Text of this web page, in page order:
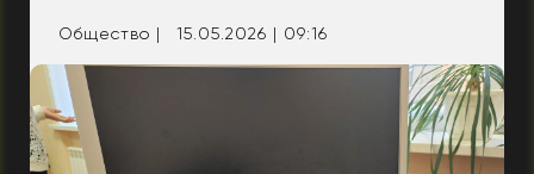
Общество | 15.05.2026 | 09:16